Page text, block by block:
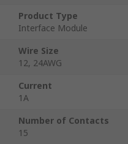
Product Type
Interface Module
Wire Size
12, 24AWG
Current
1A
Number of Contacts
15